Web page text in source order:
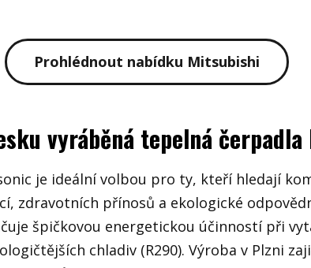
Prohlédnout nabídku Mitsubishi
vyráběná tepelná čerpadla
je ideální volbou pro ty, kteří hledají
zdravotních přínosů a ekologické
špičkovou energetickou účinností při
chladiv (R290). Výroba v Plzni